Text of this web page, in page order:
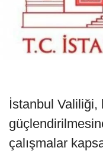
İstanbul Valiliği,
çalışmalar